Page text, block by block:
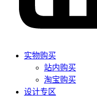
实物购买
站内购买
淘宝购买
设计专区